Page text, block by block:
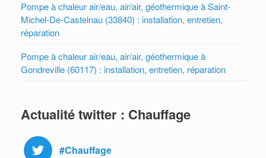
Pompe à chaleur air/eau, air/air, géothermique à Saint-
Michel-De-Castelnau (33840) : installation, entretien,
réparation
Pompe à chaleur air/eau, air/air, géothermique à
Gondreville (60117) : installation, entretien, réparation
Actualité twitter : Chauffage
#Chauffage